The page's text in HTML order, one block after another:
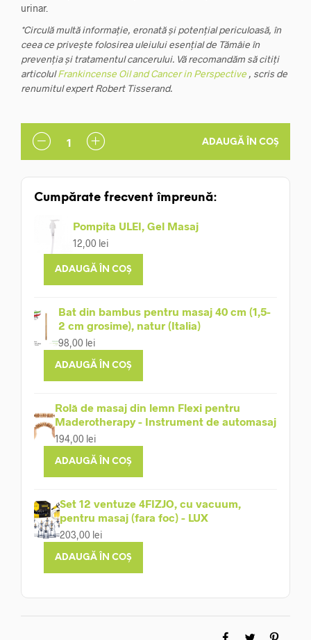
urinar.
*Circulă multă informație, eronată și potențial periculoasă, în
ceea ce privește folosirea uleiului esențial de Tămâie în
prevenția și tratamentul cancerului. Vă recomandăm să citiți
articolulFrankincense Oil and Cancer in Perspective , scris de
renumitul expert Robert Tisserand.
ADAUGĂ ÎN COȘ
Cumpărate frecvent împreună:
Pompita ULEI, Gel Masaj
12,00 lei
ADAUGĂ ÎN COȘ
Bat din bambus pentru masaj 40 cm (1,5-
2 cm grosime), natur (Italia)
98,00 lei
ADAUGĂ ÎN COȘ
Rolă de masaj din lemn Flexi pentru
Maderotherapy - Instrument de automasaj
194,00 lei
ADAUGĂ ÎN COȘ
Set 12 ventuze 4FIZJO, cu vacuum,
pentru masaj (fara foc) - LUX
203,00 lei
ADAUGĂ ÎN COȘ